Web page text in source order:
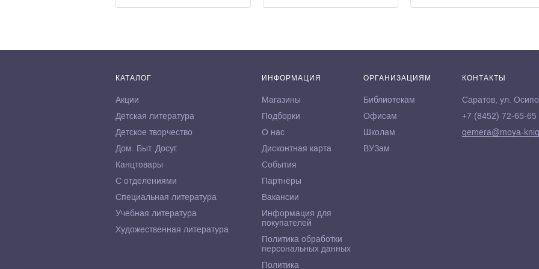
КАТАЛОГ
Акции
Детская литература
Детское творчество
Дом. Быт. Досуг.
Канцтовары
С отделениями
Специальная литература
Учебная литература
Художественная литература
ИНФОРМАЦИЯ
Магазины
Подборки
О нас
Дисконтная карта
События
Партнёры
Вакансии
Информация для
покупателей
Политика обработки
персональных данных
Политика
ОРГАНИЗАЦИЯМ
Библиотекам
Офисам
Школам
ВУЗам
КОНТАКТЫ
Саратов, ул.
+7 (8452) 72-65-65
gemera@moya-